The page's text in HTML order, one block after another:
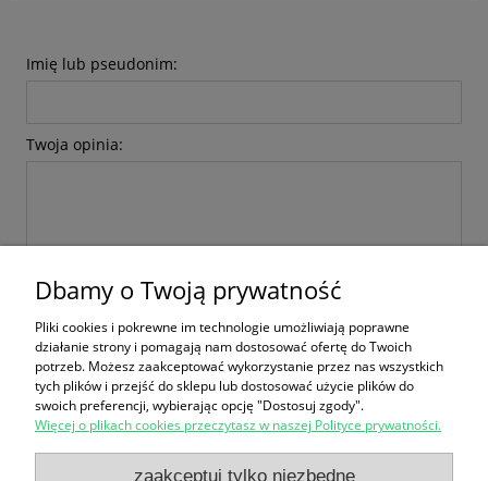
Imię lub pseudonim:
Twoja opinia:
Zakupy
Dbamy o Twoją prywatność
Pliki cookies i pokrewne im technologie umożliwiają poprawne
działanie strony i pomagają nam dostosować ofertę do Twoich
potrzeb. Możesz zaakceptować wykorzystanie przez nas wszystkich
tych plików i przejść do sklepu lub dostosować użycie plików do
swoich preferencji, wybierając opcję "Dostosuj zgody".
Więcej o plikach cookies przeczytasz w naszej Polityce prywatności.
zaakceptuj tylko niezbędne